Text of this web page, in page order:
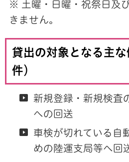
※ 土曜・日曜・祝祭日及
きません。
貸出の対象となる主
件）
新規登録・新規検査
への回送
車検が切れている自
めの陸運支局等へ回